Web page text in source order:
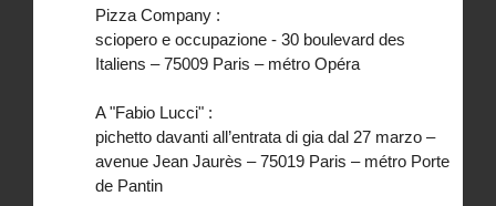
Pizza Company :
sciopero e occupazione - 30 boulevard des
Italiens – 75009 Paris – métro Opéra
A "Fabio Lucci" :
pichetto davanti all’entrata di gia dal 27 marzo –
avenue Jean Jaurès – 75019 Paris – métro Porte
de Pantin